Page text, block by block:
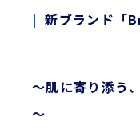
新ブランド「
～肌に寄り添う
～